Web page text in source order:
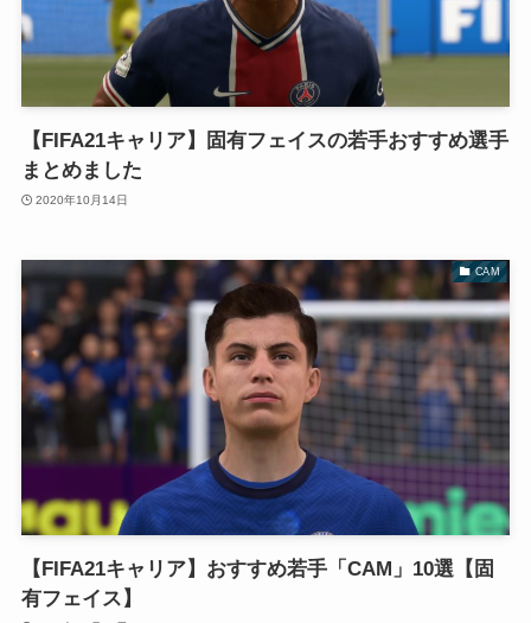
【FIFA21キャリア】固有フェイスの若手おすすめ選手
まとめました
2020年10月14日
CAM
【FIFA21キャリア】おすすめ若手「CAM」10選【固
有フェイス】